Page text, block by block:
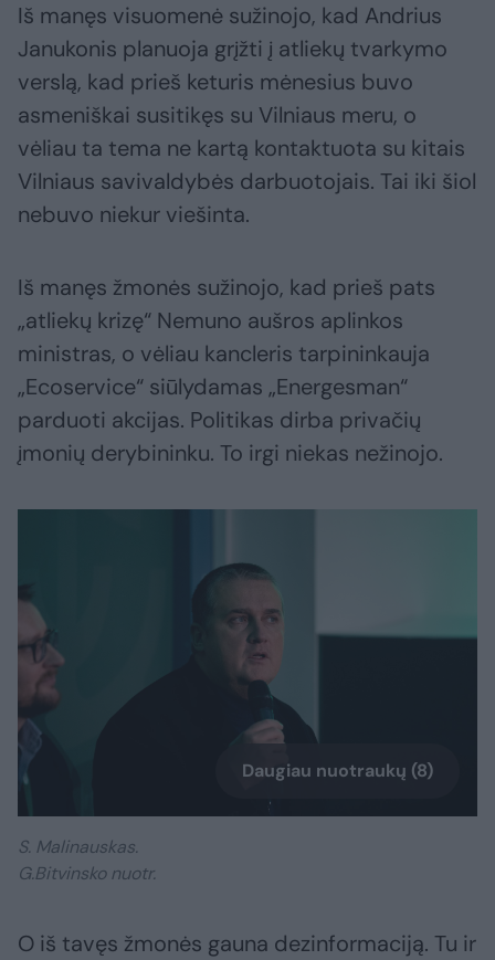
Iš manęs visuomenė sužinojo, kad Andrius
Janukonis planuoja grįžti į atliekų tvarkymo
verslą, kad prieš keturis mėnesius buvo
asmeniškai susitikęs su Vilniaus meru, o
vėliau ta tema ne kartą kontaktuota su kitais
Vilniaus savivaldybės darbuotojais. Tai iki šiol
nebuvo niekur viešinta.
Iš manęs žmonės sužinojo, kad prieš pats
„atliekų krizę“ Nemuno aušros aplinkos
ministras, o vėliau kancleris tarpininkauja
„Ecoservice“ siūlydamas „Energesman“
parduoti akcijas. Politikas dirba privačių
įmonių derybininku. To irgi niekas nežinojo.
Daugiau nuotraukų (8)
S. Malinauskas.
G.Bitvinsko nuotr.
O iš tavęs žmonės gauna dezinformaciją. Tu ir